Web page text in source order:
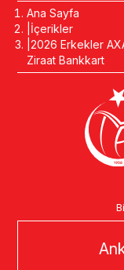
Ana Sayfa
İçerikler
2026 Erkekler
Ziraat Bankkart